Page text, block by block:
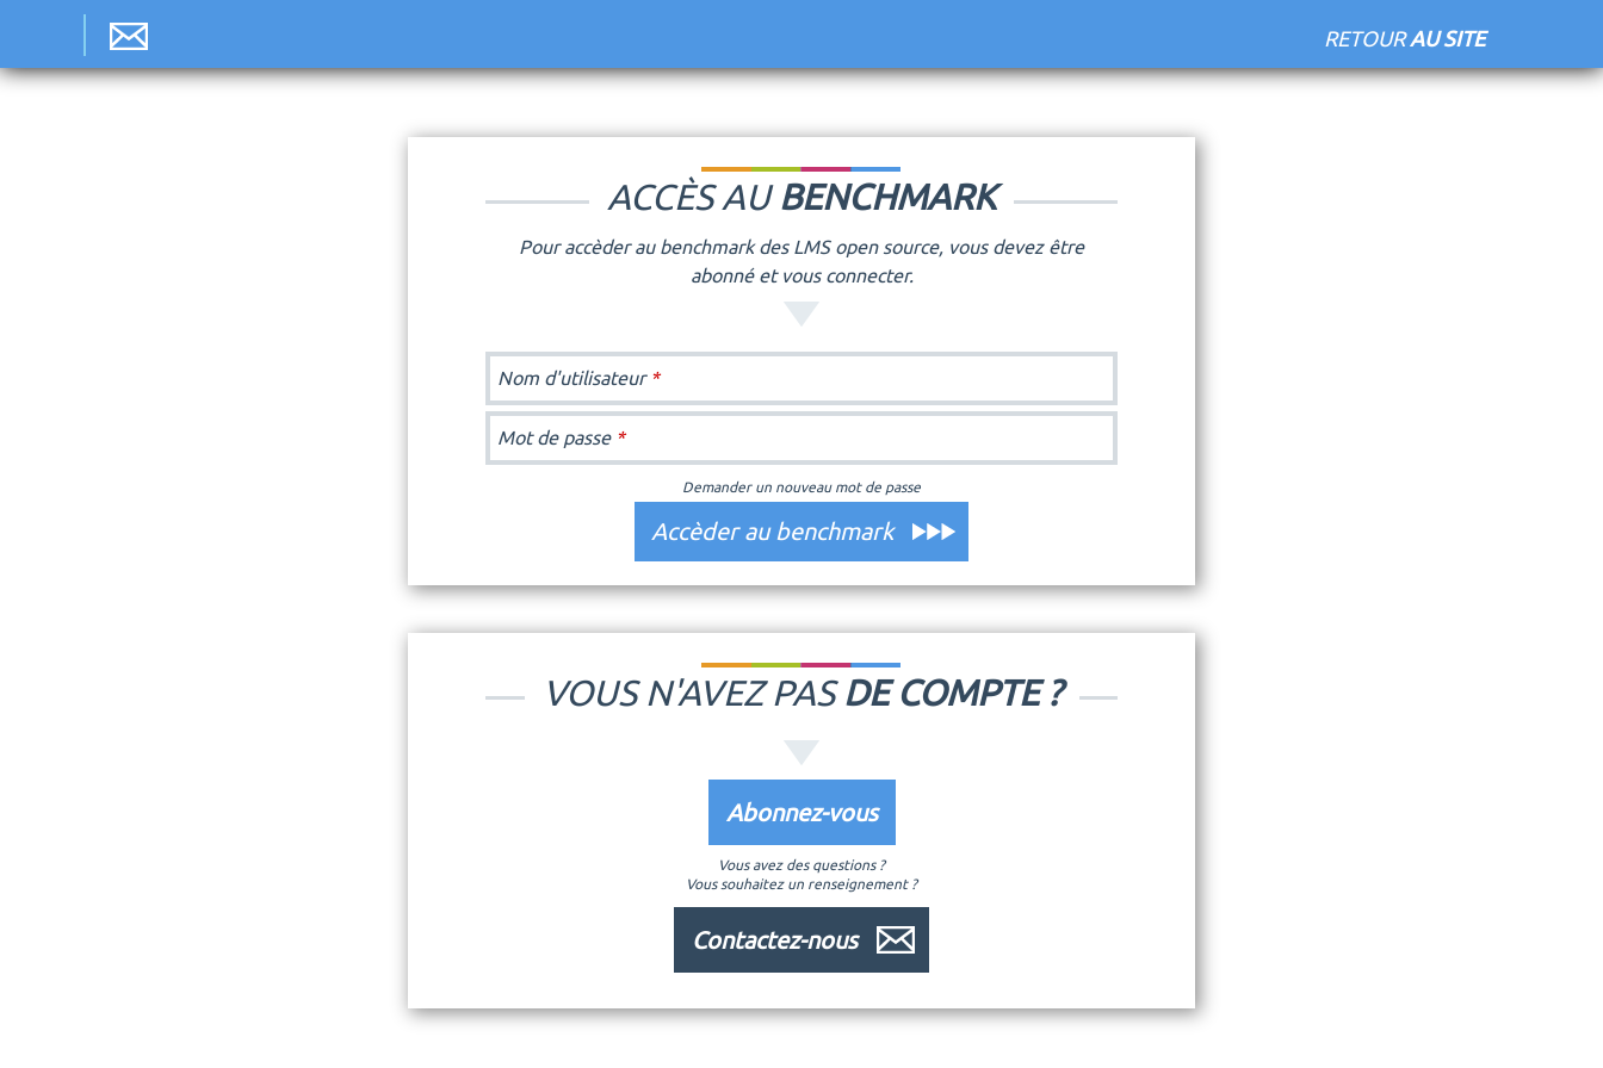
RETOURAU SITE
ACCÈS AUBENCHMARK
Pour accèder au benchmark des LMS open source, vous devez être
abonné et vous connecter.
Nom d'utilisateur *
Mot de passe *
Demander un nouveau mot de passe
VOUS N'AVEZ PASDE COMPTE ?
Abonnez-vous
Vous avez des questions ?
Vous souhaitez un renseignement ?
Contactez-nous